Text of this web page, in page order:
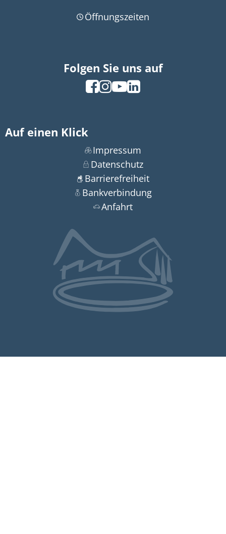
Öffnungszeiten
Folgen Sie uns auf
Auf einen Klick
Impressum
Datenschutz
Barrierefreiheit
Bankverbindung
Anfahrt